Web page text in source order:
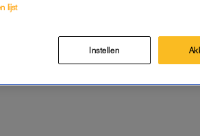
social media? Je ziet het in
fijn dat je erover kunt
bij de club van 40, staan
Joost Klein.
lijst
Instellen